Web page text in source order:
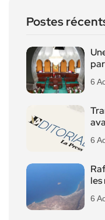
Postes
6
6
les
6